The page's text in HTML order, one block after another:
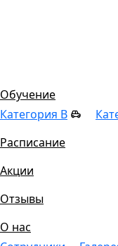
Обучение
Категория B
Расписание
Акции
Отзывы
О нас